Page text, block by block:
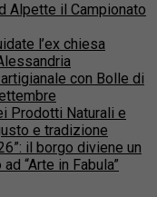
Alpette il Campionato
l’ex chiesa
con Bolle di
Prodotti Naturali e
e tradizione
il borgo diviene un
“Arte in Fabula”